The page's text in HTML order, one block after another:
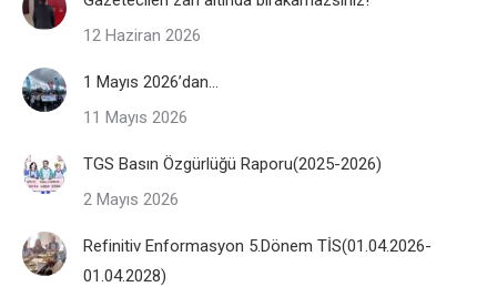
12 Haziran 2026
1 Mayıs 2026’dan…
11 Mayıs 2026
TGS Basın Özgürlüğü Raporu(2025-2026)
2 Mayıs 2026
Refinitiv Enformasyon 5.Dönem TİS(01.04.2026-
01.04.2028)